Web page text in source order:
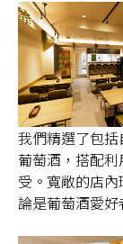
我們精選了包
葡萄酒，搭配
受。寬敞的店
論是葡萄酒愛